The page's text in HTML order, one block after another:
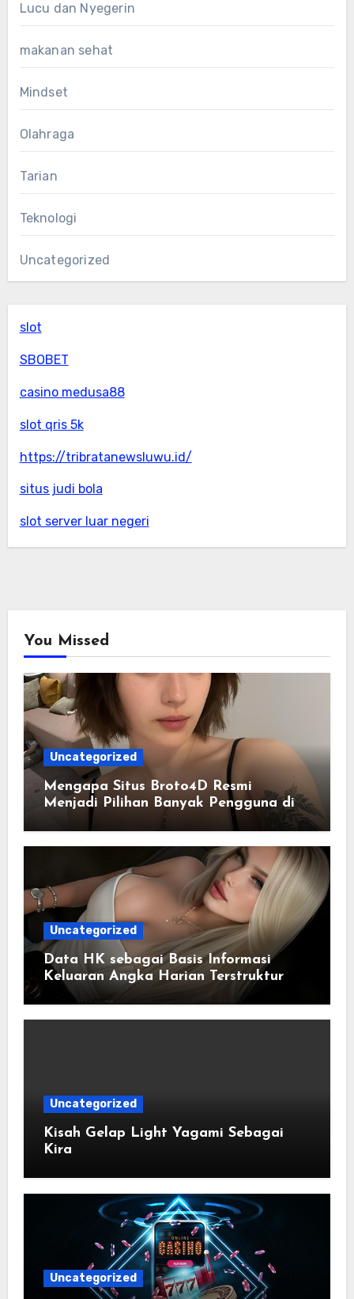
Lucu dan Nyegerin
makanan sehat
Mindset
Olahraga
Tarian
Teknologi
Uncategorized
slot
SBOBET
casino medusa88
slot qris 5k
https://tribratanewsluwu.id/
situs judi bola
slot server luar negeri
You Missed
Uncategorized
Mengapa Situs Broto4D Resmi
Menjadi Pilihan Banyak Pengguna di
Uncategorized
Data HK sebagai Basis Informasi
Keluaran Angka Harian Terstruktur
Uncategorized
Kisah Gelap Light Yagami Sebagai
Kira
Uncategorized